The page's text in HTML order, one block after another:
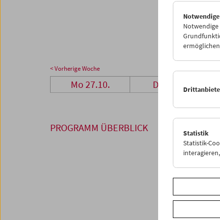
03
< Vorherige Woche
Mo 27.10. Di 28.10.
PROGRAMM ÜBERBLICK
Notwendige
Statistik
Statistik-